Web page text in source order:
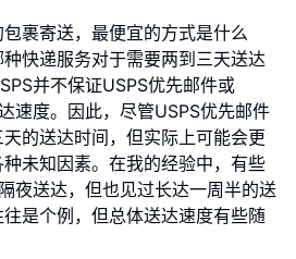
裹寄送，最便宜的方式是什么
快递服务对于需要两到三天送达
并不保证USPS优先邮件或
速度。因此，尽管USPS优先邮件
的送达时间，但实际上可能会更
未知因素。在我的经验中，有些
夜送达，但也见过长达一周半的送
是个例，但总体送达速度有些随